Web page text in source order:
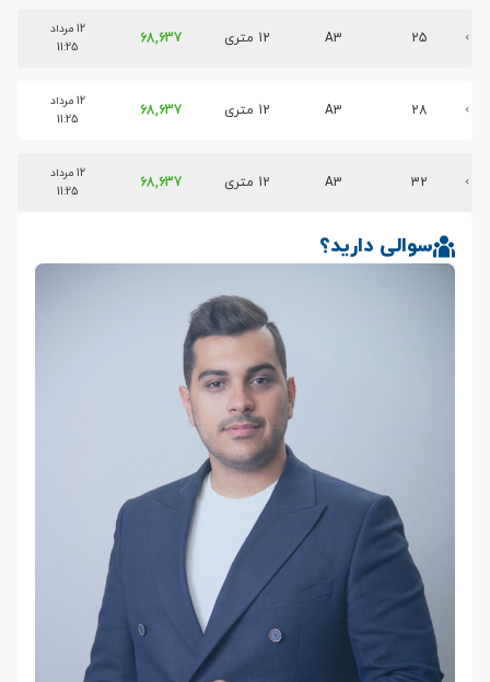
سوالی دارید؟
25
A3 12 متری 68,637
12 مرداد
11:25
28
A3 12 متری 68,637
12 مرداد
11:25
32
A3 12 متری 68,637
12 مرداد
11:25